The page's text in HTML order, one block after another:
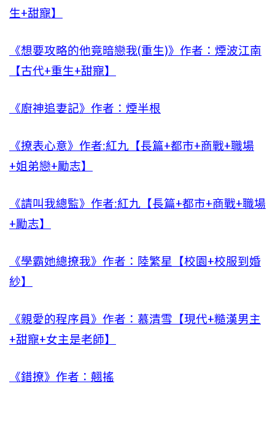
生+甜寵】
《想要攻略的他竟暗戀我(重生)》作者：煙波江南
【古代+重生+甜寵】
《廚神追妻記》作者：煙半根
《撩表心意》作者:紅九【長篇+都市+商戰+職場
+姐弟戀+勵志】
《請叫我總監》作者:紅九【長篇+都市+商戰+職場
+勵志】
《學霸她總撩我》作者：陸繁星【校園+校服到婚
紗】
《親愛的程序員》作者：慕清雪【現代+糙漢男主
+甜寵+女主是老師】
《錯撩》作者：翹搖